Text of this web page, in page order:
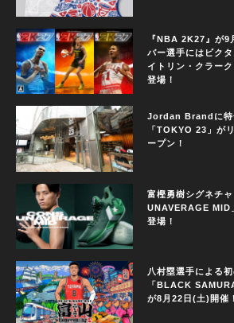
『NBA 2K27』が9
バー選手にはビク
イトリン・クラー
登場！
Jordan Brandに特
「TOKYO 23」が
ープン！
富樫勇樹シグネチ
UNAVERAGE MID
登場！
八村塁選手による
「BLACK
が8月22日(土)開催！